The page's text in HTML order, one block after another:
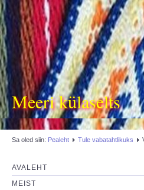
Meeri külaselts
Sa oled siin: Pealeht Tule vabatahtlikuks
AVALEHT
MEIST